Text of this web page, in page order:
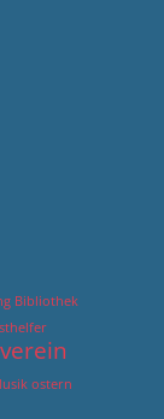
Bibliothek
ostern